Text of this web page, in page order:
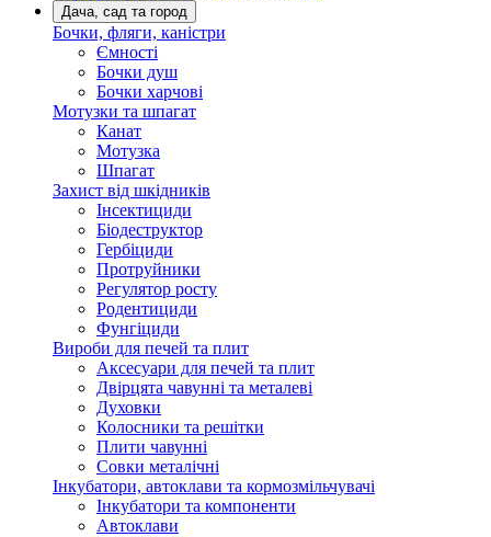
Дача, сад та город
Бочки, фляги, каністри
Ємності
Бочки душ
Бочки харчові
Мотузки та шпагат
Канат
Мотузка
Шпагат
Захист від шкідників
Інсектициди
Біодеструктор
Гербіциди
Протруйники
Регулятор росту
Родентициди
Фунгіциди
Вироби для печей та плит
Аксесуари для печей та плит
Двірцята чавунні та металеві
Духовки
Колосники та решітки
Плити чавунні
Совки металічні
Інкубатори, автоклави та кормозмільчувачі
Інкубатори та компоненти
Автоклави